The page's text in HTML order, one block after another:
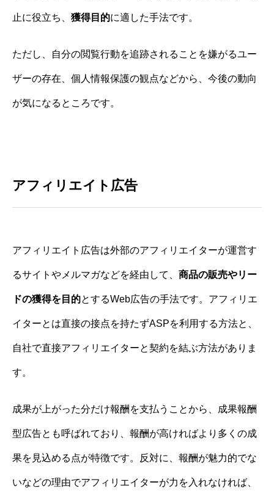
止に役立ち、 獲得目的に適した手法です。
ただし、自分の閲覧行動を追跡されることを嫌がるユー
ザーの存在、個人情報保護の観点などから、今後の動向
が気になるところです。
アフィリエイト広告
アフィリエイト広告は外部のアフィリエイターが運営す
るサイトやメルマガなどを経由して、 商品の販売やリー
ドの獲得を目的とするWeb広告の手法です。アフィリエ
イターとは直接の接点を持たずASPを利用する方法と、
自社で直接アフィリエイターと契約を結ぶ方法がありま
す。
成果が上がった分だけ報酬を支払うことから、成果報酬
型広告とも呼ばれており、報酬が高ければより多くの成
果を見込める点が特徴です。反対に、報酬が魅力的でな
いなどの理由でアフィリエイターが力を入れなければ、